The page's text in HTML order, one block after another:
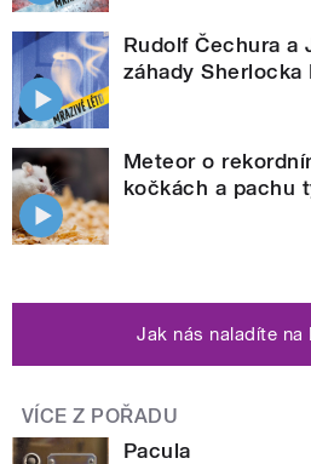
Rudolf Čechura a
záhady Sherlocka
Meteor o
kočkách a pachu
Jak nás naladíte na
VÍCE Z POŘADU
Pacula